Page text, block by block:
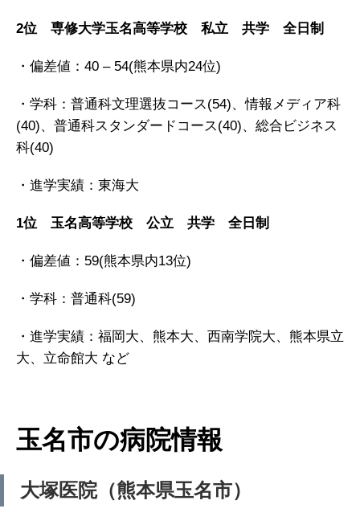
2位 専修大学玉名高等学校 私立 共学 全日制
・偏差値： 40 – 54(熊本県内24位)
・学科：普通科文理選抜コース(54)、情報メディア科
(40)、普通科スタンダードコース(40)、総合ビジネス
科(40)
・進学実績：東海大
1位 玉名高等学校 公立 共学 全日制
・偏差値： 59(熊本県内13位)
・学科：普通科(59)
・進学実績：福岡大、熊本大、西南学院大、熊本県立
大、立命館大 など
玉名市の病院情報
大塚医院（熊本県玉名市）